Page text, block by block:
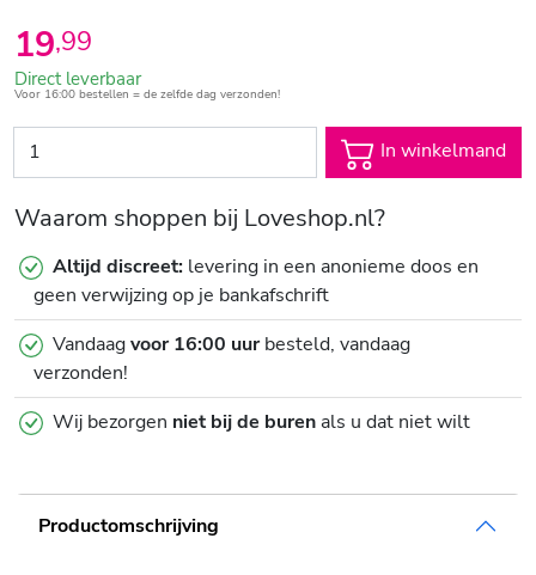
19,99
Direct leverbaar
Voor 16:00 bestellen = de zelfde dag verzonden!
In winkelmand
Waarom shoppen bij Loveshop.nl?
Altijd discreet: levering in een anonieme doos en
geen verwijzing op je bankafschrift
Vandaagvoor 16:00 uurbesteld, vandaag
verzonden!
Wij bezorgen niet bij de burenals u dat niet wilt
Productomschrijving